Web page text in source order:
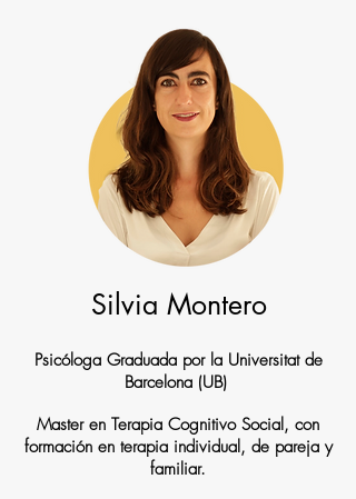
Silvia Montero
Psicóloga Graduada por la Universitat de
Barcelona (UB)
Master en Terapia Cognitivo Social, con
formación en terapia individual, de pareja y
familiar.